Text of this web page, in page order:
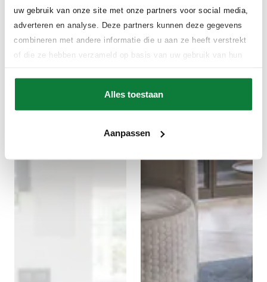
uw gebruik van onze site met onze partners voor social media,
adverteren en analyse. Deze partners kunnen deze gegevens
combineren met andere informatie die u aan ze heeft verstrekt
of die ze hebben verzameld op basis van uw gebruik van hun
Alles toestaan
Aanpassen